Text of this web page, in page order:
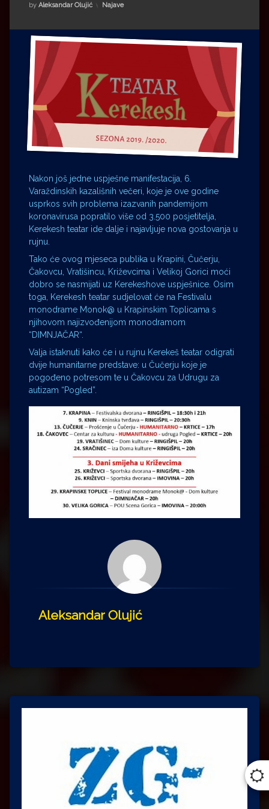
Impressum
Milenko Strižak
Drugi autori
Drugi autori
Matea Andrić
Ljiljana Lekanić-Kljaić
Željko Krznarić
Mario Lovreković
Miroslav Šantek
by Aleksandar Olujić Kategorije:
Najave
Nakon još jedne uspješne manifestacija, 6.
Varaždinskih kazališnih večeri, koje je ove godine
usprkos svih problema izazvanih pandemijom
koronavirusa popratilo više od 3.500 posjetitelja,
Kerekesh teatar ide dalje i najavljuje nova gostovanja u
rujnu.
Tako će ovog mjeseca publika u Krapini, Čučerju,
Čakovcu, Vratišincu, Križevcima i Velikoj Gorici moći
dobro se nasmijati uz Kerekeshove uspješnice. Osim
toga, Kerekesh teatar sudjelovat će na Festivalu
monodrame Monok@ u Krapinskim Toplicama s
njihovom najizvođenijom monodramom
“DIMNJAČAR“.
Valja istaknuti kako će i u rujnu Kerekeš teatar odigrati
dvije humanitarne predstave: u Čučerju koje je
pogođeno potresom te u Čakovcu za Udrugu za
autizam “Pogled”.
Aleksandar Olujić